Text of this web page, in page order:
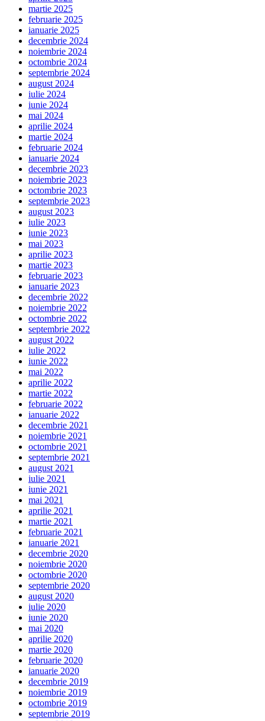
martie 2025
februarie 2025
ianuarie 2025
decembrie 2024
noiembrie 2024
octombrie 2024
septembrie 2024
august 2024
iulie 2024
iunie 2024
mai 2024
aprilie 2024
martie 2024
februarie 2024
ianuarie 2024
decembrie 2023
noiembrie 2023
octombrie 2023
septembrie 2023
august 2023
iulie 2023
iunie 2023
mai 2023
aprilie 2023
martie 2023
februarie 2023
ianuarie 2023
decembrie 2022
noiembrie 2022
octombrie 2022
septembrie 2022
august 2022
iulie 2022
iunie 2022
mai 2022
aprilie 2022
martie 2022
februarie 2022
ianuarie 2022
decembrie 2021
noiembrie 2021
octombrie 2021
septembrie 2021
august 2021
iulie 2021
iunie 2021
mai 2021
aprilie 2021
martie 2021
februarie 2021
ianuarie 2021
decembrie 2020
noiembrie 2020
octombrie 2020
septembrie 2020
august 2020
iulie 2020
iunie 2020
mai 2020
aprilie 2020
martie 2020
februarie 2020
ianuarie 2020
decembrie 2019
noiembrie 2019
octombrie 2019
septembrie 2019